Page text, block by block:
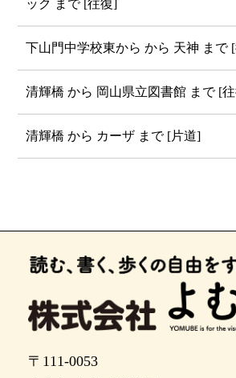
ック まで [往復]
下山門中学校東から から 天神 まで
清輝橋 から 岡山県立図書館 まで [
清輝橋 から カーザ まで [片道]
〒111-0053